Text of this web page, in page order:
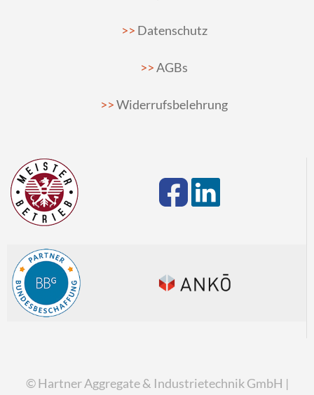
Datenschutz
AGBs
Widerrufsbelehrung
© Hartner Aggregate & Industrietechnik GmbH |